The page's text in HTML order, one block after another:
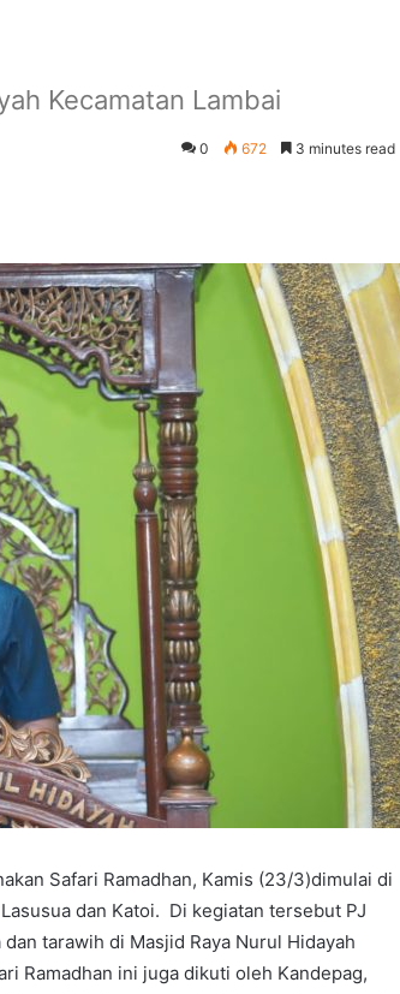
Kecamatan Lambai
0 672 3 minutes read
Safari Ramadhan, Kamis (23/3)dimulai di
dan Katoi. Di kegiatan tersebut PJ
tarawih di Masjid Raya Nurul Hidayah
Ramadhan ini juga dikuti oleh Kandepag,